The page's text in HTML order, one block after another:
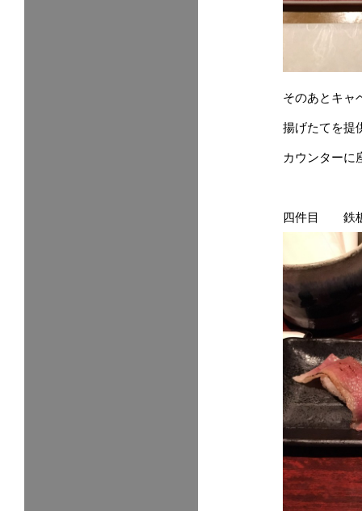
そのあとキャ
揚げたてを提
カウンターに
四件目 鉄